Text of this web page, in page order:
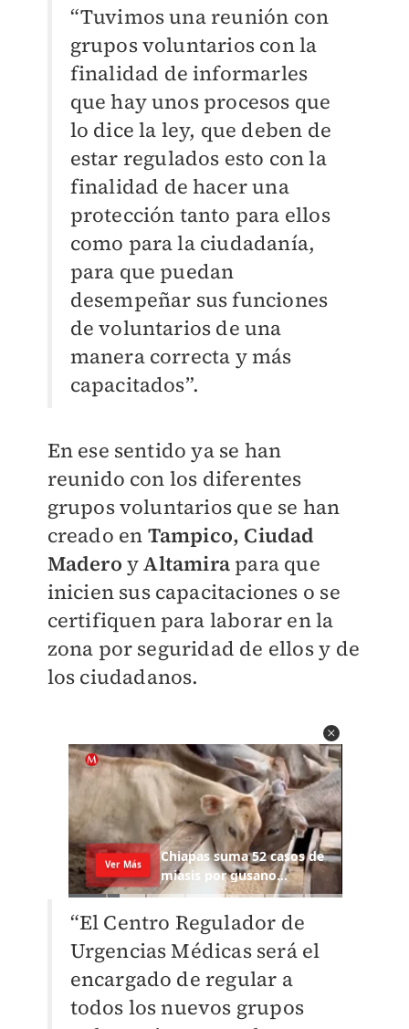
“Tuvimos una reunión con
grupos voluntarios con la
finalidad de informarles
que hay unos procesos que
lo dice la ley, que deben de
estar regulados esto con la
finalidad de hacer una
protección tanto para ellos
como para la ciudadanía,
para que puedan
desempeñar sus funciones
de voluntarios de una
manera correcta y más
capacitados”.
En ese sentido ya se han
reunido con los diferentes
grupos voluntarios que se han
creado en Tampico, Ciudad
Madero yAltamira para que
inicien sus capacitaciones o se
certifiquen para laborar en la
zona por seguridad de ellos y de
los ciudadanos.
“El Centro Regulador de
Urgencias Médicas será el
encargado de regular a
todos los nuevos grupos